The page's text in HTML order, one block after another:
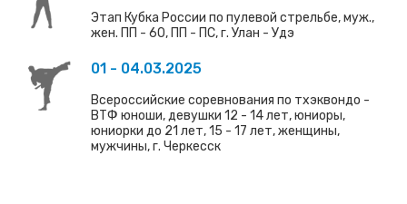
Этап Кубка России по пулевой стрельбе, муж.,
жен. ПП - 60, ПП - ПС, г. Улан - Удэ
01 - 04.03.2025
Всероссийские соревнования по тхэквондо -
ВТФ юноши, девушки 12 - 14 лет, юниоры,
юниорки до 21 лет, 15 - 17 лет, женщины,
мужчины, г. Черкесск